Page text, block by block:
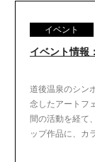
イベント
イベント情報
道後温泉のシン
念したアートフ
間の活動を経て
ップ作品に、カ